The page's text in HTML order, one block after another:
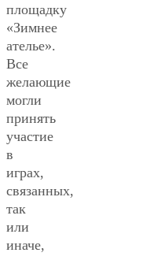
площадку
«Зимнее
ателье».
Все
желающие
могли
принять
участие
в
играх,
связанных,
так
или
иначе,